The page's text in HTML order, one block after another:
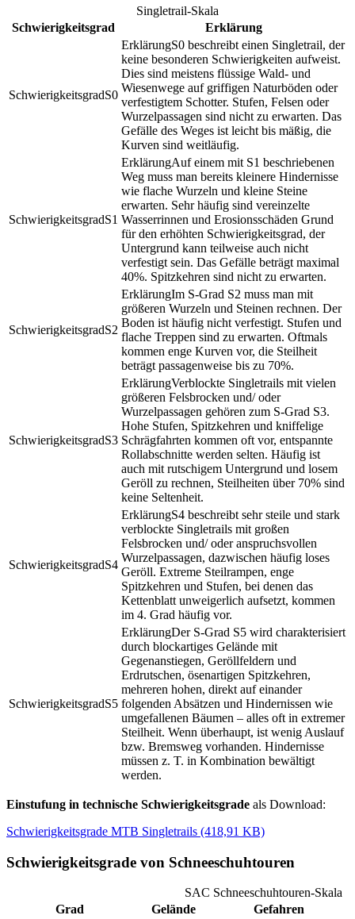
Singletrail-Skala
Schwierigkeitsgrad
Erklärung
S0
S0 beschreibt einen Singletrail, der
keine besonderen Schwierigkeiten aufweist.
Dies sind meistens flüssige Wald- und
Wiesenwege auf griffigen Naturböden oder
verfestigtem Schotter. Stufen, Felsen oder
Wurzelpassagen sind nicht zu erwarten. Das
Gefälle des Weges ist leicht bis mäßig, die
Kurven sind weitläufig.
S1
Auf einem mit S1 beschriebenen
Weg muss man bereits kleinere Hindernisse
wie flache Wurzeln und kleine Steine
erwarten. Sehr häufig sind vereinzelte
Wasserrinnen und Erosionsschäden Grund
für den erhöhten Schwierigkeitsgrad, der
Untergrund kann teilweise auch nicht
verfestigt sein. Das Gefälle beträgt maximal
40%. Spitzkehren sind nicht zu erwarten.
S2
Im S-Grad S2 muss man mit
größeren Wurzeln und Steinen rechnen. Der
Boden ist häufig nicht verfestigt. Stufen und
flache Treppen sind zu erwarten. Oftmals
kommen enge Kurven vor, die Steilheit
beträgt passagenweise bis zu 70%.
S3
Verblockte Singletrails mit vielen
größeren Felsbrocken und/ oder
Wurzelpassagen gehören zum S-Grad S3.
Hohe Stufen, Spitzkehren und kniffelige
Schrägfahrten kommen oft vor, entspannte
Rollabschnitte werden selten. Häufig ist
auch mit rutschigem Untergrund und losem
Geröll zu rechnen, Steilheiten über 70% sind
keine Seltenheit.
S4
S4 beschreibt sehr steile und stark
verblockte Singletrails mit großen
Felsbrocken und/ oder anspruchsvollen
Wurzelpassagen, dazwischen häufig loses
Geröll. Extreme Steilrampen, enge
Spitzkehren und Stufen, bei denen das
Kettenblatt unweigerlich aufsetzt, kommen
im 4. Grad häufig vor.
S5
Der S-Grad S5 wird charakterisiert
durch blockartiges Gelände mit
Gegenanstiegen, Geröllfeldern und
Erdrutschen, ösenartigen Spitzkehren,
mehreren hohen, direkt auf einander
folgenden Absätzen und Hindernissen wie
umgefallenen Bäumen – alles oft in extremer
Steilheit. Wenn überhaupt, ist wenig Auslauf
bzw. Bremsweg vorhanden. Hindernisse
müssen z. T. in Kombination bewältigt
werden.
Einstufung in technische Schwierigkeitsgrade als Download:
Schwierigkeitsgrade MTB Singletrails (418,91 KB)
Schwierigkeitsgrade von Schneeschuhtouren
SAC Schneeschuhtouren-Skala
Grad
Gelände Gefahren